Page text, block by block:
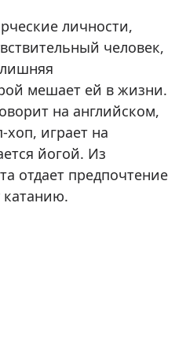
личности,
человек,
мешает ей в жизни.
на английском,
хоп, играет на
йогой. Из
отдает предпочтение
катанию.